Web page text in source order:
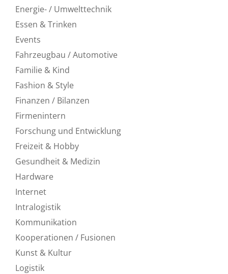
Energie- / Umwelttechnik
Essen & Trinken
Events
Fahrzeugbau / Automotive
Familie & Kind
Fashion & Style
Finanzen / Bilanzen
Firmenintern
Forschung und Entwicklung
Freizeit & Hobby
Gesundheit & Medizin
Hardware
Internet
Intralogistik
Kommunikation
Kooperationen / Fusionen
Kunst & Kultur
Logistik